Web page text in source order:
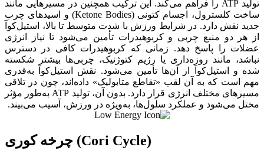
تولید ATP را فراهم می‌کند. این ترکیب همچنین در مسیرهایی مانند
ساخت کلسترول، اجسام کتونی (Ketone Bodies) و اسیدهای چرب
جدید نقش دارد. در شرایط ورزش با شدت متوسط تا بالا، استیل‌کوآ
از هر دو منبع چربی و کربوهیدرات تأمین می‌شود تا نیاز انرژی
عضلات را پاسخ دهد. زمانی که کربوهیدرات کافی در دسترس
نباشد، مانند روزه‌داری یا رژیم کتوژنیک، چربی‌ها بیشتر شکسته
شده و استیل‌کوآ از آن‌ها تأمین می‌شود. نقش استیل‌کوآ به‌قدری
مهم است که به آن لقب «تقاطع متابولیک» داده‌اند، چون در تلاقی
مسیرهای مختلف انرژی قرار دارد. بدون آن، تولید ATP به‌طور مؤثر
مختل می‌شود و عملکرد سلول‌ها، به‌ویژه در ورزش، آسیب می‌بیند.
چرخه کوری (Cori Cycle)